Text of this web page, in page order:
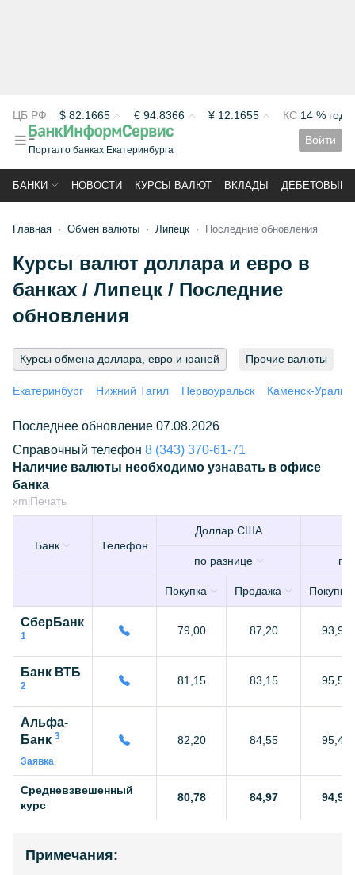
Портал о банках Екатеринбурга
ЦБ РФ $ 82.1665 € 94.8366 ¥ 12.1655 КС 14 % год
Войти
БАНКИ НОВОСТИ КУРСЫ ВАЛЮТ ВКЛАДЫ ДЕБЕТОВЫЕ
Главная Обмен валюты Липецк Последние обновления
Курсы валют доллара и евро в
банках / Липецк / Последние
обновления
Курсы обмена доллара, евро и юаней Прочие валюты
Екатеринбург Нижний Тагил Первоуральск Каменск-
Последнее обновление 07.08.2026
Справочный телефон 8 (343) 370-61-71
Наличие валюты необходимо узнавать в офисе
банка
xmlПечать
Банк Телефон
Доллар США
по разнице по
Покупка Продажа Покупка
СберБанк
1 79,00 87,20 93,90
Банк ВТБ
2 81,15 83,15 95,55
Альфа-
Банк 3
Заявка
82,20 84,55 95,40
Средневзвешенный
курс
80,78 84,97 94,95
Примечания: